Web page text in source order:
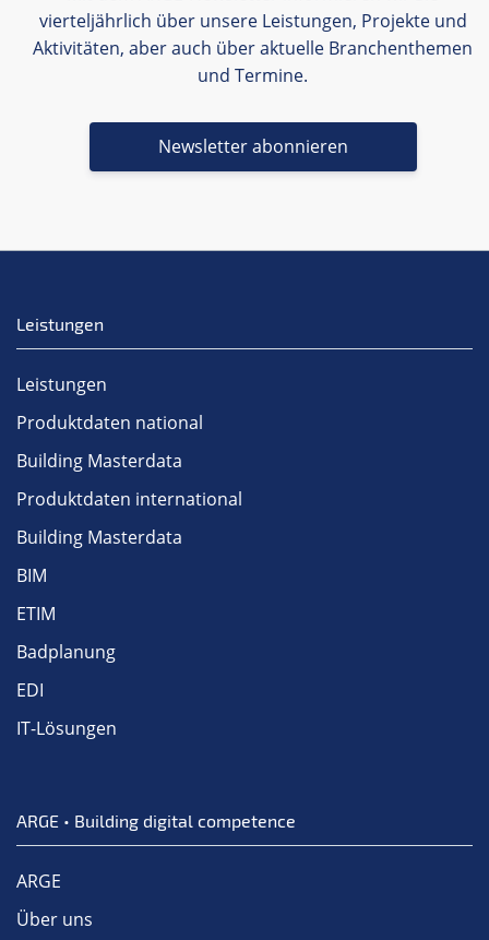
vierteljährlich über unsere Leistungen, Projekte und
Aktivitäten, aber auch über aktuelle Branchenthemen
und Termine.
Newsletter abonnieren
Leistungen
Leistungen
Produktdaten national
Building Masterdata
Produktdaten international
Building Masterdata
BIM
ETIM
Badplanung
EDI
IT-Lösungen
ARGE • Building digital competence
ARGE
Über uns